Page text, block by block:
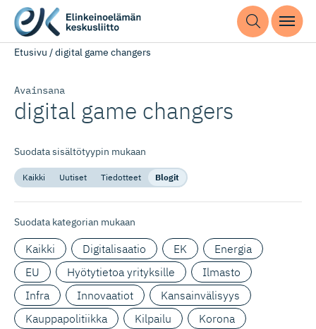
Etusivu /digital game changers
Avainsana
digital game changers
Suodata sisältötyypin mukaan
Kaikki Uutiset Tiedotteet Blogit
Suodata kategorian mukaan
Kaikki Digitalisaatio EK
Energia
EU
Hyötytietoa yrityksille
Ilmasto
Infra
Innovaatiot
Kansainvälisyys
Kauppapolitiikka
Kilpailu
Korona